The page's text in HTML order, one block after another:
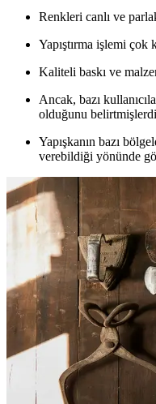
Renkleri canlı ve
Yapıştırma işlemi çok
Kaliteli baskı ve
Ancak, bazı
olduğunu
Yapışkanın bazı
verebildiği yönünde